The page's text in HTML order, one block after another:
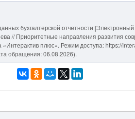
бухгалтерской отчетности [Электронный
// Приоритетные направления развития
«Интерактив плюс». Режим доступа: https://
обращения: 06.08.2026).